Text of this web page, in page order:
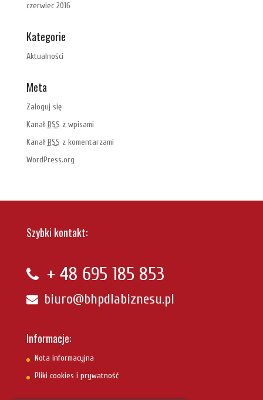
czerwiec 2016
Kategorie
Aktualności
Meta
Zaloguj się
Kanał RSS z wpisami
Kanał RSS z komentarzami
WordPress.org
Szybki kontakt:
+ 48 695 185 853
biuro@bhpdlabiznesu.pl
Informacje:
Nota informacyjna
Pliki cookies i prywatność